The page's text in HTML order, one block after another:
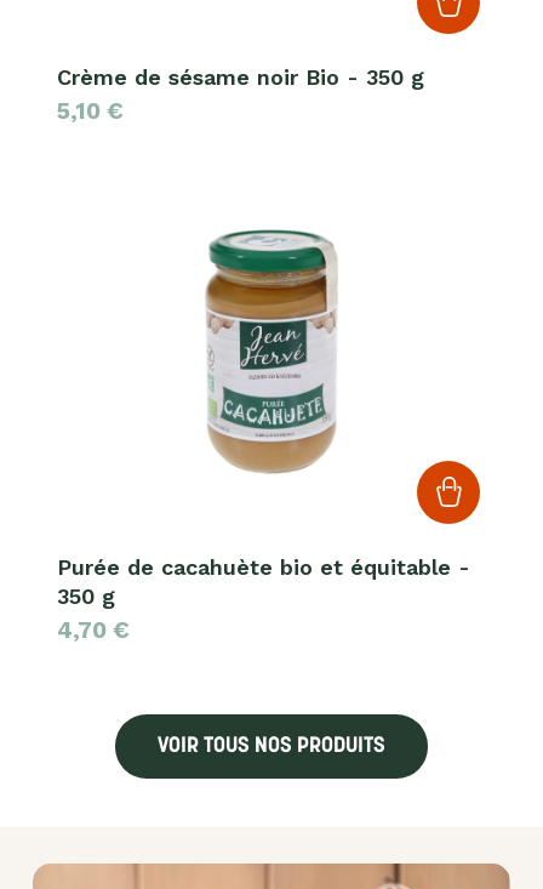
Crème de sésame noir Bio - 350 g
5,10 €
Purée de cacahuète bio et équitable -
350 g
4,70 €
VOIR TOUS NOS PRODUITS